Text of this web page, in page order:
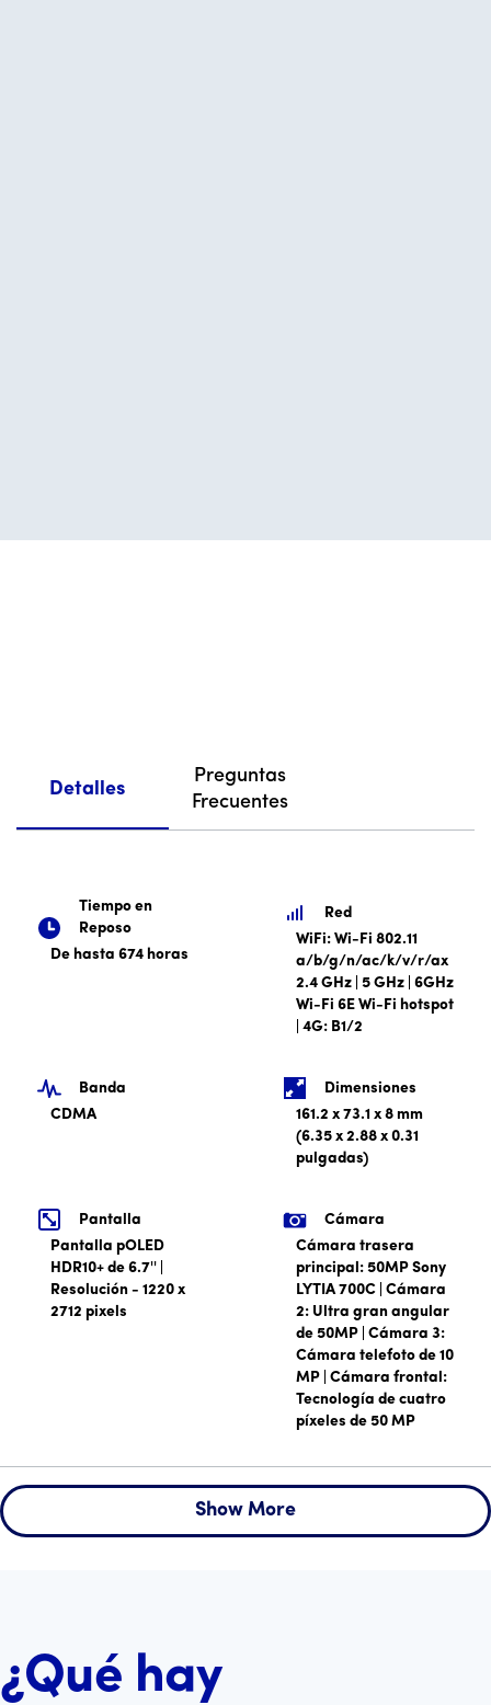
Detalles
Preguntas
Frecuentes
Tiempo en
Reposo
De hasta 674 horas
Red
WiFi: Wi-Fi 802.11
a/b/g/n/ac/k/v/r/ax
2.4 GHz | 5 GHz | 6GHz
Wi-Fi 6E Wi-Fi hotspot
| 4G: B1/2
Banda
CDMA
Dimensiones
161.2 x 73.1 x 8 mm
(6.35 x 2.88 x 0.31
pulgadas)
Pantalla
Pantalla pOLED
HDR10+ de 6.7'' |
Resolución - 1220 x
2712 pixels
Cámara
Cámara trasera
principal: 50MP Sony
LYTIA 700C | Cámara
2: Ultra gran angular
de 50MP | Cámara 3:
Cámara telefoto de 10
MP | Cámara frontal:
Tecnología de cuatro
píxeles de 50 MP
Show More
¿Qué hay